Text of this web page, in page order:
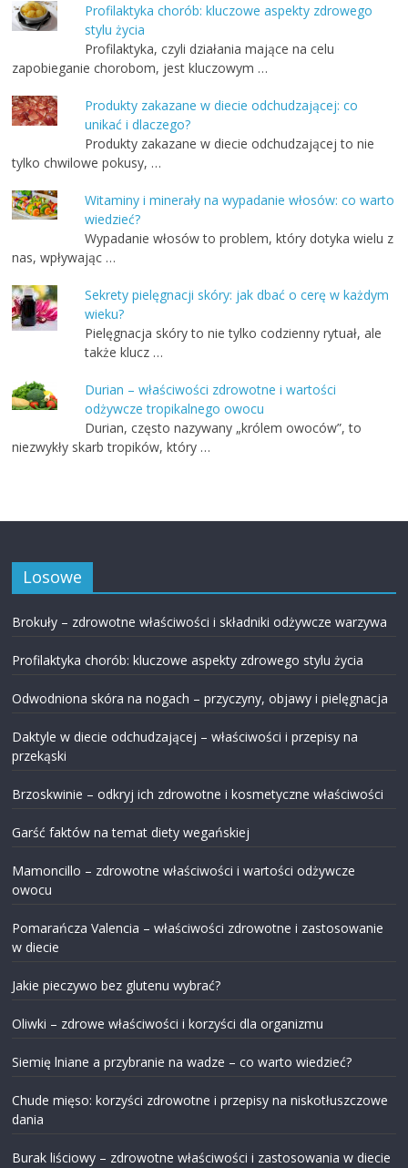
Profilaktyka chorób: kluczowe aspekty zdrowego
stylu życia
Profilaktyka, czyli działania mające na celu
zapobieganie chorobom, jest kluczowym …
Produkty zakazane w diecie odchudzającej: co
unikać i dlaczego?
Produkty zakazane w diecie odchudzającej to nie
tylko chwilowe pokusy, …
Witaminy i minerały na wypadanie włosów: co warto
wiedzieć?
Wypadanie włosów to problem, który dotyka wielu z
nas, wpływając …
Sekrety pielęgnacji skóry: jak dbać o cerę w każdym
wieku?
Pielęgnacja skóry to nie tylko codzienny rytuał, ale
także klucz …
Durian – właściwości zdrowotne i wartości
odżywcze tropikalnego owocu
Durian, często nazywany „królem owoców”, to
niezwykły skarb tropików, który …
Losowe
Brokuły – zdrowotne właściwości i składniki odżywcze warzywa
Profilaktyka chorób: kluczowe aspekty zdrowego stylu życia
Odwodniona skóra na nogach – przyczyny, objawy i pielęgnacja
Daktyle w diecie odchudzającej – właściwości i przepisy na
przekąski
Brzoskwinie – odkryj ich zdrowotne i kosmetyczne właściwości
Garść faktów na temat diety wegańskiej
Mamoncillo – zdrowotne właściwości i wartości odżywcze
owocu
Pomarańcza Valencia – właściwości zdrowotne i zastosowanie
w diecie
Jakie pieczywo bez glutenu wybrać?
Oliwki – zdrowe właściwości i korzyści dla organizmu
Siemię lniane a przybranie na wadze – co warto wiedzieć?
Chude mięso: korzyści zdrowotne i przepisy na niskotłuszczowe
dania
Burak liściowy – zdrowotne właściwości i zastosowania w diecie